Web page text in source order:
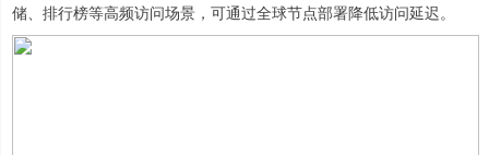
储、排行榜等高频访问场景，可通过全球节点部署降低访问延迟。